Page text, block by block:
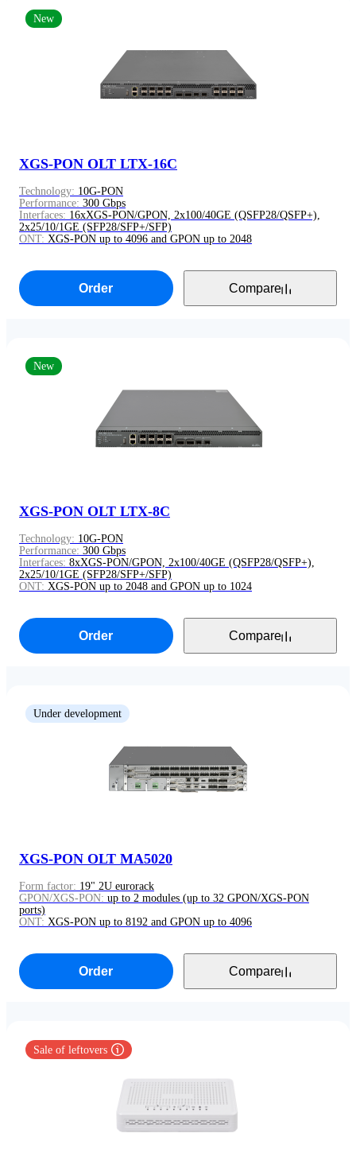
XGS-PON OLT LTX-16C
Technology: 10G-PON
Performance: 300 Gbps
Interfaces: 16xXGS-PON/GPON, 2x100/40GE (QSFP28/QSFP+),
2x25/10/1GE (SFP28/SFP+/SFP)
ONT: XGS-PON up to 4096 and GPON up to 2048
New
Order Compare
XGS-PON OLT LTX-8C
Technology: 10G-PON
Performance: 300 Gbps
Interfaces: 8xXGS-PON/GPON, 2x100/40GE (QSFP28/QSFP+),
2x25/10/1GE (SFP28/SFP+/SFP)
ONT: XGS-PON up to 2048 and GPON up to 1024
New
Order Compare
XGS-PON OLT MA5020
Form factor: 19" 2U eurorack
GPON/XGS-PON: up to 2 modules (up to 32 GPON/XGS-PON
ports)
ONT: XGS-PON up to 8192 and GPON up to 4096
Under development
Order Compare
Sale of leftovers